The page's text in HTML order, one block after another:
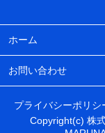
ホーム
お問い合わせ
プライバシーポリシ
Copyright(c) 株